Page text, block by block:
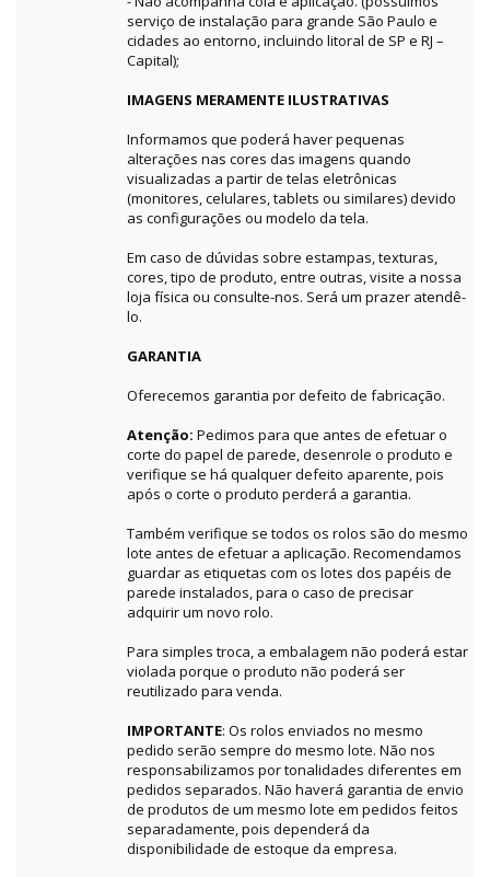
serviço de instalação para grande São Paulo e
cidades ao entorno, incluindo litoral de SP e RJ –
Capital);
IMAGENS MERAMENTE ILUSTRATIVAS
Informamos que poderá haver pequenas
alterações nas cores das imagens quando
visualizadas a partir de telas eletrônicas
(monitores, celulares, tablets ou similares) devido
as configurações ou modelo da tela.
Em caso de dúvidas sobre estampas, texturas,
cores, tipo de produto, entre outras, visite a nossa
loja física ou consulte-nos. Será um prazer atendê-
lo.
GARANTIA
Oferecemos garantia por defeito de fabricação.
Atenção: Pedimos para que antes de efetuar o
corte do papel de parede, desenrole o produto e
verifique se há qualquer defeito aparente, pois
após o corte o produto perderá a garantia.
Também verifique se todos os rolos são do mesmo
lote antes de efetuar a aplicação. Recomendamos
guardar as etiquetas com os lotes dos papéis de
parede instalados, para o caso de precisar
adquirir um novo rolo.
Para simples troca, a embalagem não poderá estar
violada porque o produto não poderá ser
reutilizado para venda.
IMPORTANTE: Os rolos enviados no mesmo
pedido serão sempre do mesmo lote. Não nos
responsabilizamos por tonalidades diferentes em
pedidos separados. Não haverá garantia de envio
de produtos de um mesmo lote em pedidos feitos
separadamente, pois dependerá da
disponibilidade de estoque da empresa.